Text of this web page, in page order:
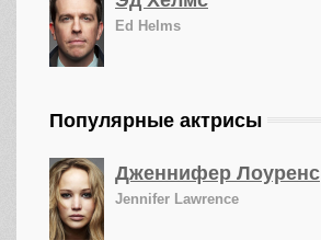
Ed Helms
Популярные актрисы
Дженнифер Лоуренс
Jennifer Lawrence